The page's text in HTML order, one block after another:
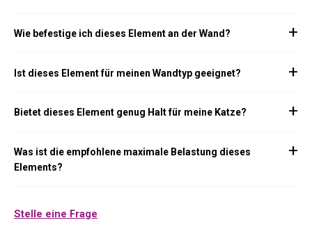
Wie befestige ich dieses Element an der Wand?
Ist dieses Element für meinen Wandtyp geeignet?
Bietet dieses Element genug Halt für meine Katze?
Was ist die empfohlene maximale Belastung dieses
Elements?
Stelle eine Frage